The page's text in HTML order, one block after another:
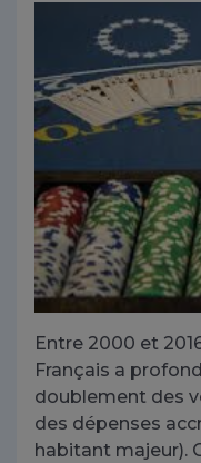
Entre 2000 et
Français a
doublement des
des dépenses
habitant majeur).